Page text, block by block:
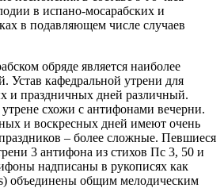
в испано-мосарабских и
в подавляющем числе случаев
обряде является наиболее
Устав кафедральной утрени для
и праздничных дней различный.
схожи с антифонами вечерни.
и воскресных дней имеют очень
– более сложные. Певшиеся
3 антифона из стихов Пс 3, 50 и
надписаны в рукописях как
объединены общим мелодическим